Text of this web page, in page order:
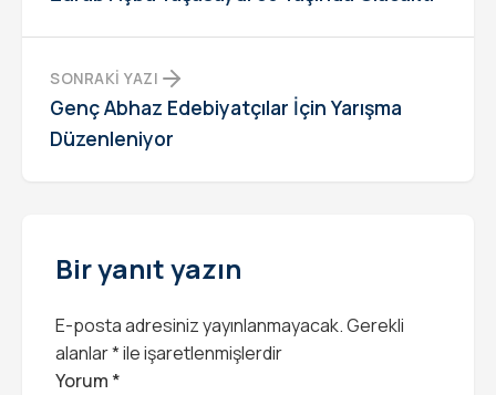
SONRAKI YAZI
Genç Abhaz Edebiyatçılar İçin Yarışma
Düzenleniyor
Bir yanıt yazın
E-posta adresiniz yayınlanmayacak.Gerekli
alanlar*ile işaretlenmişlerdir
Yorum *